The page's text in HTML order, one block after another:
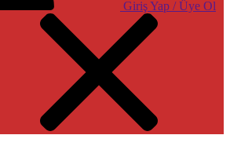
Giriş Yap / Üye Ol